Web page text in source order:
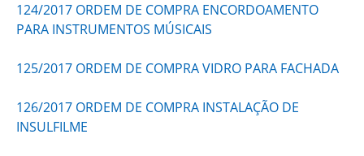
124/2017 ORDEM DE COMPRA ENCORDOAMENTO
PARA INSTRUMENTOS MÚSICAIS
125/2017 ORDEM DE COMPRA VIDRO PARA FACHADA
126/2017 ORDEM DE COMPRA INSTALAÇÃO DE
INSULFILME